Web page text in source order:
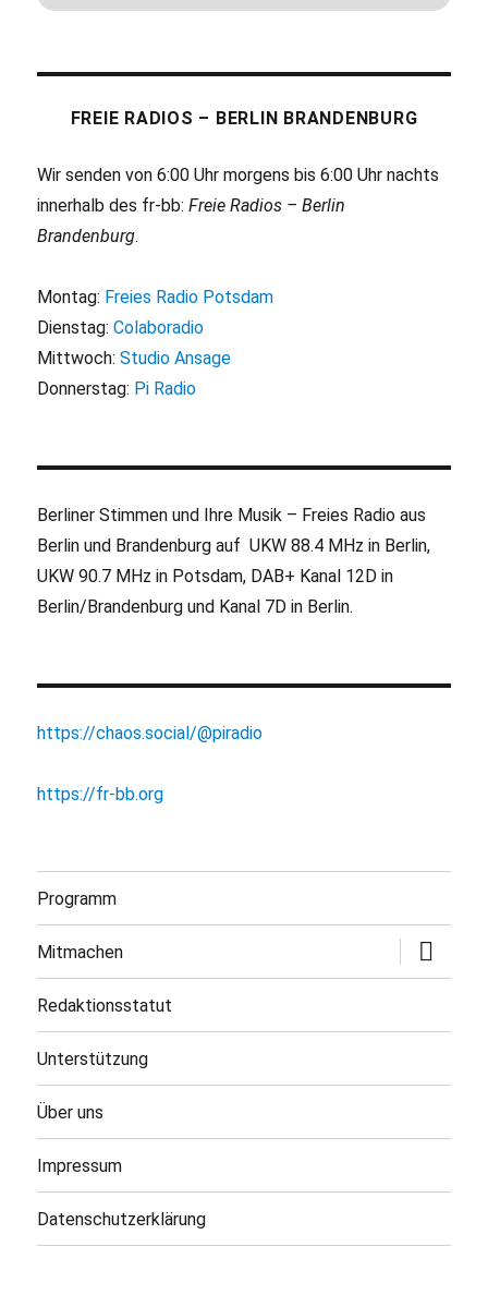
FREIE RADIOS – BERLIN BRANDENBURG
Wir senden von 6:00 Uhr morgens bis 6:00 Uhr nachts
innerhalb des fr-bb:Freie Radios – Berlin
Brandenburg.
Montag: Freies Radio Potsdam
Dienstag:Colaboradio
Mittwoch:Studio Ansage
Donnerstag: Pi Radio
Berliner Stimmen und Ihre Musik – Freies Radio aus
Berlin und Brandenburg auf UKW 88.4 MHz in Berlin,
UKW 90.7 MHz in Potsdam, DAB+ Kanal 12D in
Berlin/Brandenburg und Kanal 7D in Berlin.
https://chaos.social/@piradio
https://fr-bb.org
Programm
Mitmachen
öffnen
Redaktionsstatut
Unterstützung
Über uns
Impressum
Datenschutzerklärung